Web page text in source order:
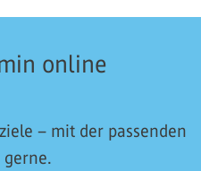
online
– mit der passenden
gerne.